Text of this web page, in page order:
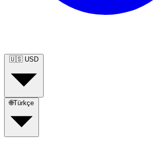
🇺🇸 USD
🌐Türkçe